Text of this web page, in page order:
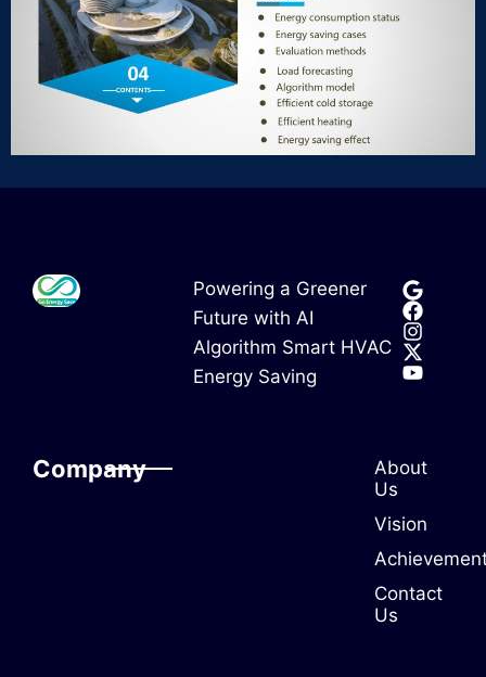
Powering a Greener
Future with AI
Algorithm Smart HVAC
Energy Saving
Company
About
Us
Vision
Contact
Us